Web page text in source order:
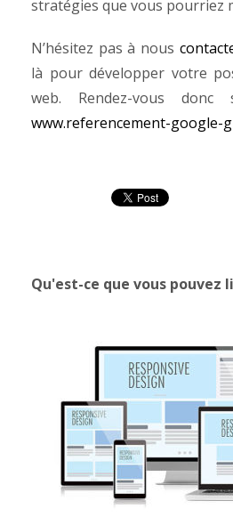
stratégies que vous pourriez
N’hésitez pas à nous
là pour développer votre
web. Rendez-vous
www.referencement-google-
Qu'est-ce que vous pouvez